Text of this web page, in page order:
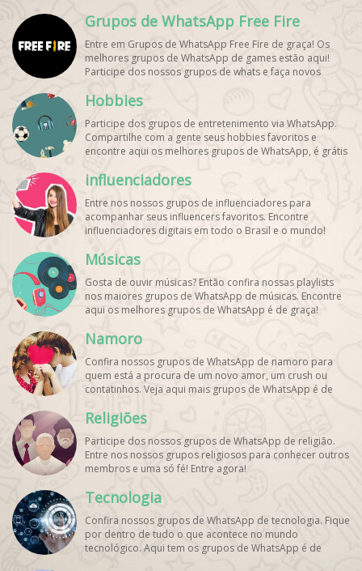
Grupos de WhatsApp Free Fire
Entre em Grupos de WhatsApp Free Fire de graça! Os
melhores grupos de WhatsApp de games estão aqui!
Participe dos nossos grupos de whats e faça novos
Hobbies
Participe dos grupos de entretenimento via WhatsApp.
Compartilhe com a gente seus hobbies favoritos e
encontre aqui os melhores grupos de WhatsApp, é grátis
influenciadores
Entre nos nossos grupos de influenciadores para
acompanhar seus influencers favoritos. Encontre
influenciadores digitais em todo o Brasil e o mundo!
Músicas
Gosta de ouvir músicas? Então confira nossas playlists
nos maiores grupos de WhatsApp de músicas. Encontre
aqui os melhores grupos de WhatsApp é de graça!
Namoro
Confira nossos grupos de WhatsApp de namoro para
quem está a procura de um novo amor, um crush ou
contatinhos. Veja aqui mais grupos de WhatsApp é de
Religiões
Participe dos nossos grupos de WhatsApp de religião.
Entre nos nossos grupos religiosos para conhecer outros
membros e uma só fé! Entre agora!
Tecnologia
Confira nossos grupos de WhatsApp de tecnologia. Fique
por dentro de tudo o que acontece no mundo
tecnológico. Aqui tem os grupos de WhatsApp é de